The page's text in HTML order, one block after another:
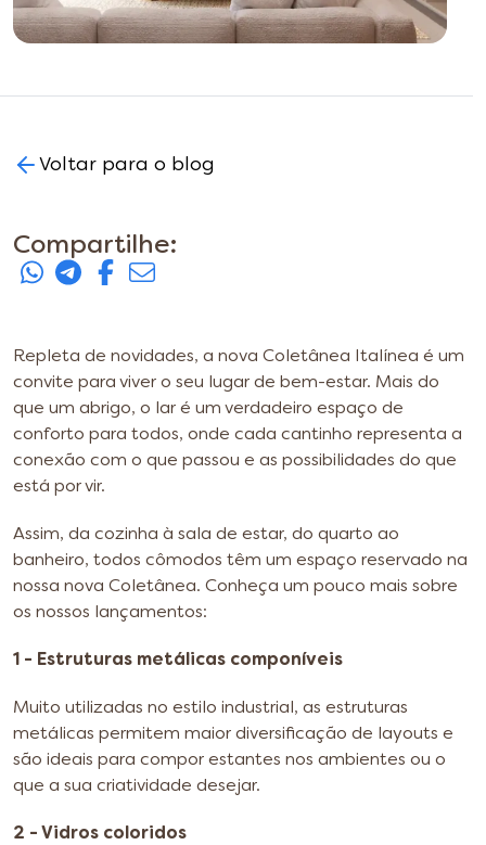
Voltar para o blog
Compartilhe:
Repleta de novidades, a nova Coletânea Italínea é um
convite para viver o seu lugar de bem-estar. Mais do
que um abrigo, o lar é um verdadeiro espaço de
conforto para todos, onde cada cantinho representa a
conexão com o que passou e as possibilidades do que
está por vir.
Assim, da cozinha à sala de estar, do quarto ao
banheiro, todos cômodos têm um espaço reservado na
nossa nova Coletânea. Conheça um pouco mais sobre
os nossos lançamentos:
1 - Estruturas metálicas componíveis
Muito utilizadas no estilo industrial, as estruturas
metálicas permitem maior diversificação de layouts e
são ideais para compor estantes nos ambientes ou o
que a sua criatividade desejar.
2 - Vidros coloridos